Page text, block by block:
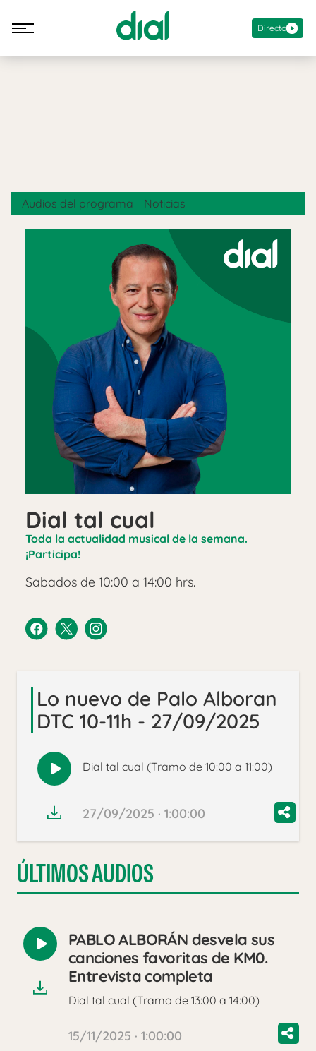
Directo
Dial tal cual
Toda la actualidad musical de la semana.
¡Participa!
Sabados de 10:00 a 14:00 hrs.
Audios del programa Noticias
Lo nuevo de Palo Alboran
DTC 10-11h - 27/09/2025
Reproducir
audio
Dial tal cual (Tramo de 10:00 a 11:00)
27/09/2025 · 1:00:00
ÚLTIMOS AUDIOS
Reproducir
audio
PABLO ALBORÁN desvela sus
canciones favoritas de KM0.
Entrevista completa
Dial tal cual (Tramo de 13:00 a 14:00)
15/11/2025 · 1:00:00